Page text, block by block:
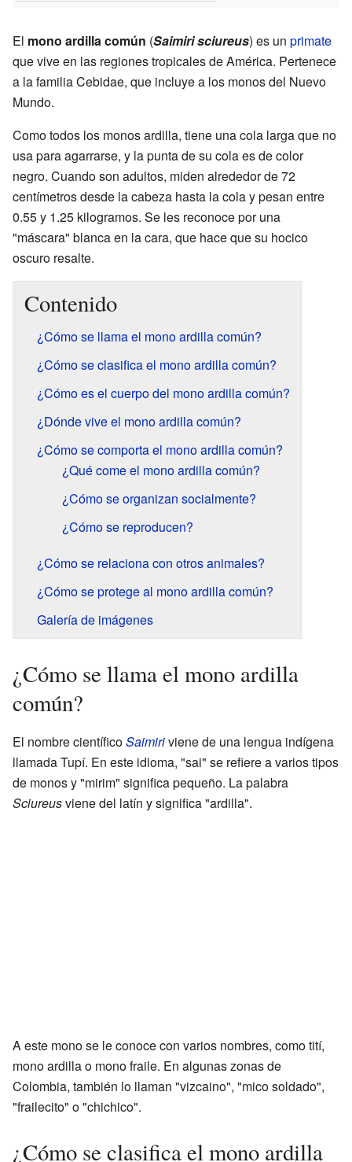
El mono ardilla común (Saimiri sciureus) es un primate
que vive en las regiones tropicales de América. Pertenece
a la familia Cebidae, que incluye a los monos del Nuevo
Mundo.
Como todos los monos ardilla, tiene una cola larga que no
usa para agarrarse, y la punta de su cola es de color
negro. Cuando son adultos, miden alrededor de 72
centímetros desde la cabeza hasta la cola y pesan entre
0.55 y 1.25 kilogramos. Se les reconoce por una
"máscara" blanca en la cara, que hace que su hocico
oscuro resalte.
Contenido
¿Cómo se llama el mono ardilla común?
¿Cómo se clasifica el mono ardilla común?
¿Cómo es el cuerpo del mono ardilla común?
¿Dónde vive el mono ardilla común?
¿Cómo se comporta el mono ardilla común?
¿Qué come el mono ardilla común?
¿Cómo se organizan socialmente?
¿Cómo se reproducen?
¿Cómo se relaciona con otros animales?
¿Cómo se protege al mono ardilla común?
Galería de imágenes
¿Cómo se llama el mono ardilla
común?
El nombre científicoSaimiriviene de una lengua indígena
llamada Tupí. En este idioma, "sai" se refiere a varios tipos
de monos y "mirim" significa pequeño. La palabra
Sciureusviene del latín y significa "ardilla".
A este mono se le conoce con varios nombres, como tití,
mono ardilla o mono fraile. En algunas zonas de
Colombia, también lo llaman "vizcaino", "mico soldado",
"frailecito" o "chichico".
¿Cómo se clasifica el mono ardilla